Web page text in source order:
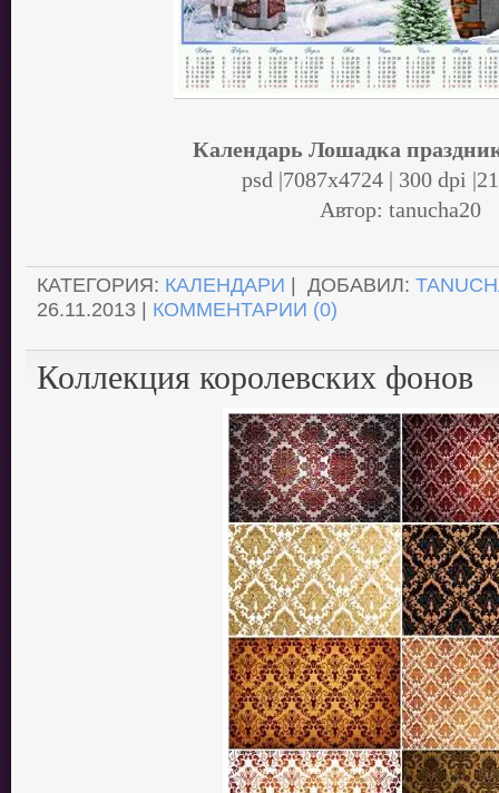
Календарь Лошадка
psd |7087х4724 | 300 dpi
Автор: tanucha20
КАТЕГОРИЯ: КАЛЕНДАРИ | ДОБАВИЛ:
26.11.2013 | КОММЕНТАРИИ (0)
Коллекция королевских фонов